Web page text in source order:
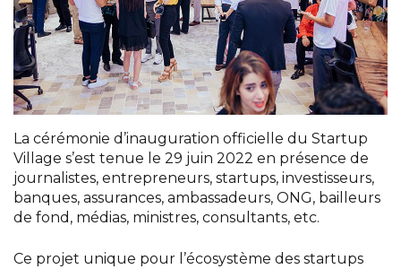
La cérémonie d’inauguration officielle du Startup
Village s’est tenue le 29 juin 2022 en présence de
journalistes, entrepreneurs, startups, investisseurs,
banques, assurances, ambassadeurs, ONG, bailleurs
de fond, médias, ministres, consultants, etc.
Ce projet unique pour l’écosystème des startups